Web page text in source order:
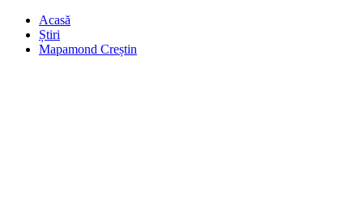
Acasă
Știri
Mapamond Creștin